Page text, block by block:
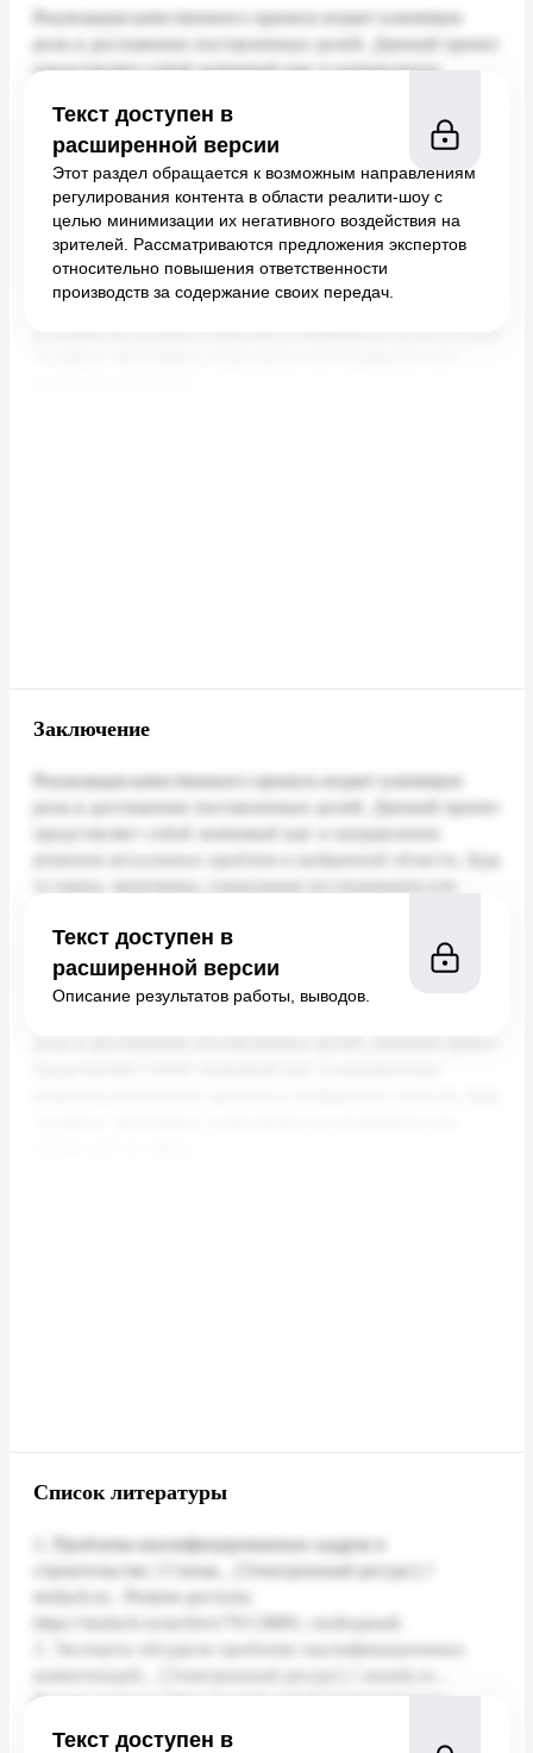
Текст доступен в
расширенной версии
Этот раздел обращается к возможным направлениям
регулирования контента в области реалити-шоу с
целью минимизации их негативного воздействия на
зрителей. Рассматриваются предложения экспертов
относительно повышения ответственности
производств за содержание своих передач.
Заключение
Текст доступен в
расширенной версии
Описание результатов работы, выводов.
Список литературы
Текст доступен в